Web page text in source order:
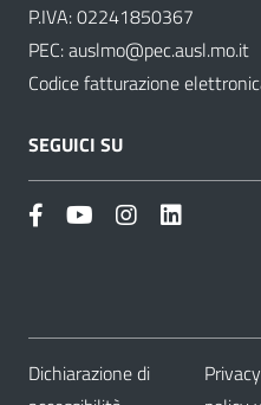
P.IVA: 02241850367
PEC:auslmo@pec.ausl.mo.it
Codice fatturazione
SEGUICI SU
Dichiarazione di
Privacy